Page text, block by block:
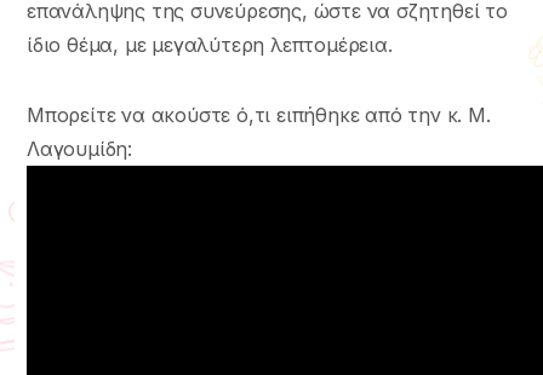
επανάληψης της συνεύρεσης, ώστε να σζητηθεί το
ίδιο θέμα, με μεγαλύτερη λεπτομέρεια.
Μπορείτε να ακούστε ό,τι ειπήθηκε από την κ. Μ.
Λαγουμίδη: